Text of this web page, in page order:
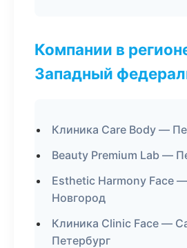
Компании в
Западный
Клиника Care Body —
Beauty Premium Lab —
Esthetic Harmony Face
Новгород
Клиника Clinic Face —
Петербург